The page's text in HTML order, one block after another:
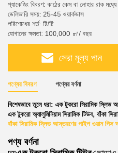
প্যাকেজিং বিবরণ: কাঠের কেস বা লোহার রাক মধ্যে
ডেলিভারি সময়: 25-45 ওয়ার্কডাস
পরিশোধের শর্ত: টি/টি
যোগানের ক্ষমতা: 100,000 ㎡/ বছর
সেরা মূল্য পান
পণ্যের বিবরণ পণ্যের বর্ণনা
বিশেষভাবে তুলে ধরা: এক টুকরো সিরামিক স্লিভ
এক টুকরো অ্যালুমিনিয়াম সিরামিক টিউব, বাঁকা
বাঁকা সিরামিক স্লিভ আস্তরণের পাইপ ওয়ান পিস
পণ্য বর্ণনা